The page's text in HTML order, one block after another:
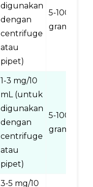
digunakan
dengan
centrifuge
atau
pipet)
5-100
gram
1-3 mg/10
mL (untuk
digunakan
dengan
centrifuge
atau
pipet)
5-100
gram
3-5 mg/10